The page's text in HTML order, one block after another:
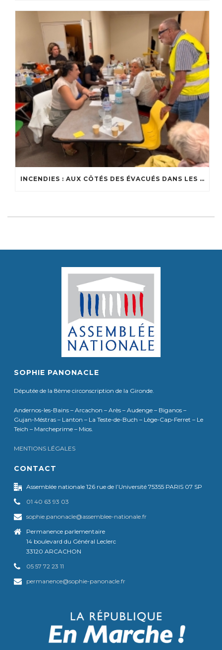
INCENDIES : AUX CÔTÉS DES ÉVACUÉS DANS LES CENTRES D’ACCUEIL DU BASSIN
SOPHIE PANONACLE
Députée de la 8ème circonscription de la Gironde.
Andernos-les-Bains – Arcachon – Arès – Audenge – Biganos –
Gujan-Méstras – Lanton – La Teste-de-Buch – Lège-Cap-Ferret – Le
Teich – Marcheprime – Mios.
MENTIONS LÉGALES
CONTACT
Assemblée nationale 126 rue de l’Université 75355 PARIS 07 SP
01 40 63 93 03
sophie.panonacle@assemblee-nationale.fr
Permanence parlementaire
14 boulevard du Général Leclerc
33120 ARCACHON
05 57 72 23 11
permanence@sophie-panonacle.fr